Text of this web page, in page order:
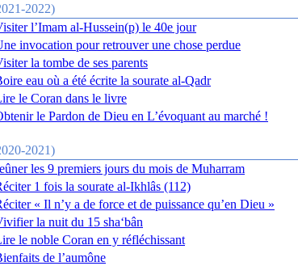
2022)
l’Imam al-Hussein(p) le 40e jour
invocation pour retrouver une chose perdue
la tombe de ses parents
eau où a été écrite la sourate al-Qadr
le Coran dans le livre
le Pardon de Dieu en L’évoquant au marché !
2021)
les 9 premiers jours du mois de Muharram
1 fois la sourate al-Ikhlâs (112)
« Il n’y a de force et de puissance qu’en Dieu »
la nuit du 15 sha‘bân
le noble Coran en y réfléchissant
de l’aumône